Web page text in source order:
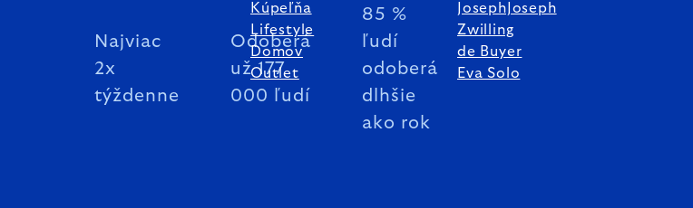
Najviac
2x
týždenne
Odoberá
už 177
000 ľudí
85 %
ľudí
odoberá
dlhšie
ako rok
Kúpeľňa
Lifestyle
Domov
Outlet
JosephJoseph
Zwilling
de Buyer
Eva Solo